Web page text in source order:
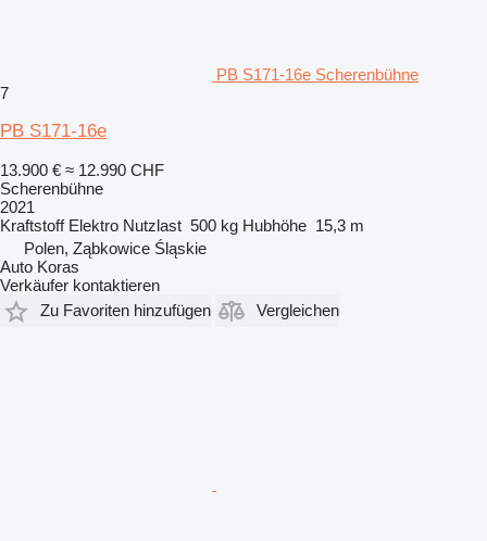
PB S171-16e Scherenbühne
7
PB S171-16e
13.900 € ≈ 12.990 CHF
Scherenbühne
2021
Kraftstoff Elektro Nutzlast 500 kg Hubhöhe 15,3 m
Polen, Ząbkowice Śląskie
Auto Koras
Verkäufer kontaktieren
Zu Favoriten hinzufügen
Vergleichen